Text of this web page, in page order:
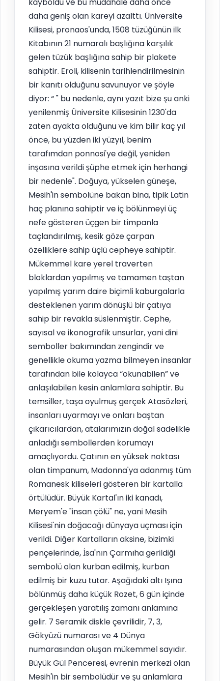
daha geniş olan kareyi azalttı. Üniversite
Kilisesi, pronaos'unda, 1508 tüzüğünün ilk
Kitabının 21 numaralı başlığına karşılık
gelen tüzük başlığına sahip bir plakete
sahiptir. Eroli, kilisenin tarihlendirilmesinin
bir kanıtı olduğunu savunuyor ve şöyle
diyor: “ " bu nedenle, aynı yazıt bize şu anki
yenilenmiş Üniversite Kilisesinin 1230'da
zaten ayakta olduğunu ve kim bilir kaç yıl
önce, bu yüzden iki yüzyıl, benim
tarafımdan ponnosi'ye değil, yeniden
inşasına verildi şüphe etmek için herhangi
bir nedenle". Doğuya, yükselen güneşe,
Mesih'in sembolüne bakan bina, tipik Latin
haç planına sahiptir ve iç bölünmeyi üç
nefe gösteren üçgen bir timpanla
taçlandırılmış, kesik göze çarpan
özelliklere sahip üçlü cepheye sahiptir.
Mükemmel kare yerel traverten
bloklardan yapılmış ve tamamen taştan
yapılmış yarım daire biçimli kaburgalarla
desteklenen yarım dönüşlü bir çatıya
sahip bir revakla süslenmiştir. Cephe,
sayısal ve ikonografik unsurlar, yani dini
semboller bakımından zengindir ve
genellikle okuma yazma bilmeyen insanlar
tarafından bile kolayca “okunabilen” ve
anlaşılabilen kesin anlamlara sahiptir. Bu
temsiller, taşa oyulmuş gerçek Atasözleri,
insanları uyarmayı ve onları baştan
çıkarıcılardan, atalarımızın doğal sadelikle
anladığı sembollerden korumayı
amaçlıyordu. Çatının en yüksek noktası
olan timpanum, Madonna'ya adanmış tüm
Romanesk kiliseleri gösteren bir kartalla
örtülüdür. Büyük Kartal'ın iki kanadı,
Meryem'e "insan çölü" ne, yani Mesih
Kilisesi'nin doğacağı dünyaya uçması için
verildi. Diğer Kartalların aksine, bizimki
pençelerinde, İsa'nın Çarmıha gerildiği
sembolü olan kurban edilmiş, kurban
edilmiş bir kuzu tutar. Aşağıdaki altı Işına
bölünmüş daha küçük Rozet, 6 gün içinde
gerçekleşen yaratılış zamanı anlamına
gelir. 7 Seramik diskle çevrilidir, 7, 3,
Gökyüzü numarası ve 4 Dünya
numarasından oluşan mükemmel sayıdır.
Büyük Gül Penceresi, evrenin merkezi olan
Mesih'in bir sembolüdür ve şu anlamlara